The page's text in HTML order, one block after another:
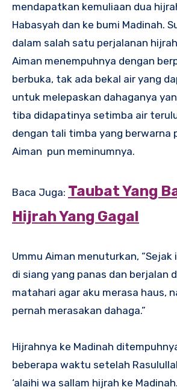
mendapatkan kemuliaan dua
Habasyah dan ke bumi Madinah.
dalam salah satu perjalanan
Aiman menempuhnya dengan
berbuka, tak ada bekal air yang
untuk melepaskan dahaganya
tiba didapatinya setimba air
dengan tali timba yang berwarna
Aiman pun meminumnya.
Baca Juga: Taubat Yang
Hijrah Yang Gagal
Ummu Aiman menuturkan,
di siang yang panas dan berjalan
matahari agar aku merasa haus,
pernah merasakan dahaga.”
Hijrahnya ke Madinah
beberapa waktu setelah
‘alaihi wa sallam hijrah ke